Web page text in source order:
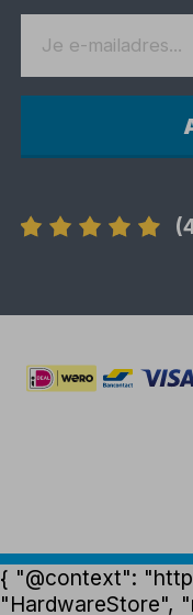
{ "@context":
"HardwareStore",